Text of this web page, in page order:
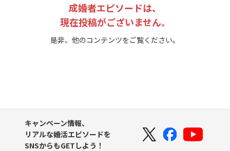
成婚者エピソードは、
現在投稿がございません。
是非、他のコンテンツをご覧ください。
キャンペーン情報、
リアルな婚活エピソードを
SNSからもGETしよう！